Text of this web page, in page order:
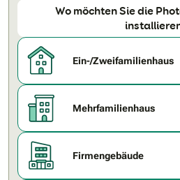
Wo möchten Sie die
Ein-/Zweifamilienhaus
Mehrfamilienhaus
Firmengebäude